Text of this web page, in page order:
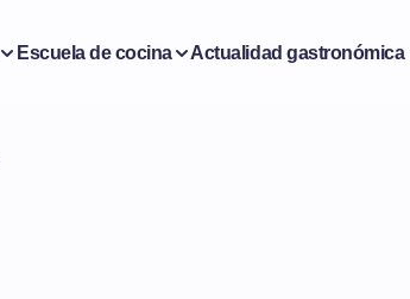
Escuela de cocina Actualidad gastronómica